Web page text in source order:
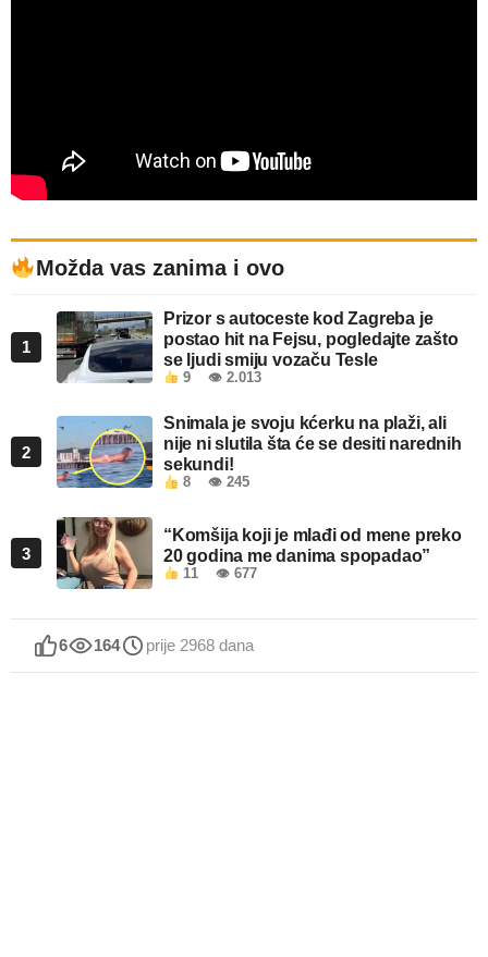
Možda vas zanima i ovo
1
Prizor s autoceste kod Zagreba je
postao hit na Fejsu, pogledajte zašto
se ljudi smiju vozaču Tesle
9 👁 2.013
2
Snimala je svoju kćerku na plaži, ali
nije ni slutila šta će se desiti narednih
sekundi!
8 👁 245
3
“Komšija koji je mlađi od mene preko
20 godina me danima spopadao”
11 👁 677
6 164 prije 2968 dana